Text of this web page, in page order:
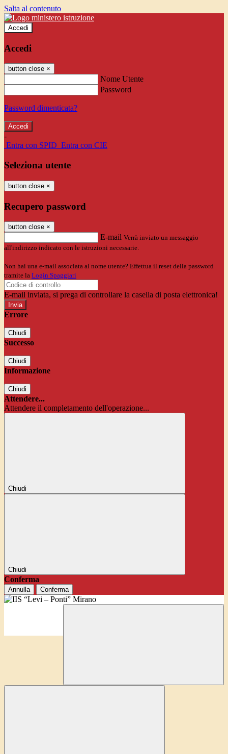
Salta al contenuto
Accedi
Accedi
button close ×
Nome Utente
Password
Password dimenticata?
-
Entra con SPID Entra con CIE
Seleziona utente
button close ×
Recupero password
button close ×
E-mail Verrà inviato un messaggio
all'indirizzo indicato con le istruzioni necessarie.
Non hai una e-mail associata al nome utente? Effettua il reset della password
tramite la Login Spaggiari
E-mail inviata, si prega di controllare la casella di posta elettronica!
Errore
Chiudi
Successo
Chiudi
Informazione
Chiudi
Attendere...
Attendere il completamento dell'operazione...
Chiudi
Chiudi
Conferma
Annulla Conferma